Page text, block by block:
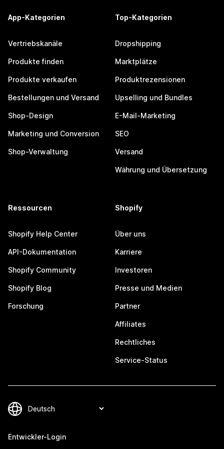
App-Kategorien
Vertriebskanäle
Produkte finden
Produkte verkaufen
Bestellungen und Versand
Shop-Design
Marketing und Conversion
Shop-Verwaltung
Top-Kategorien
Dropshipping
Marktplätze
Produktrezensionen
Upselling und Bundles
E-Mail-Marketing
SEO
Versand
Währung und Übersetzung
Ressourcen
Shopify Help Center
API-Dokumentation
Shopify Community
Shopify Blog
Forschung
Shopify
Über uns
Karriere
Investoren
Presse und Medien
Partner
Affiliates
Rechtliches
Service-Status
Entwickler-Login